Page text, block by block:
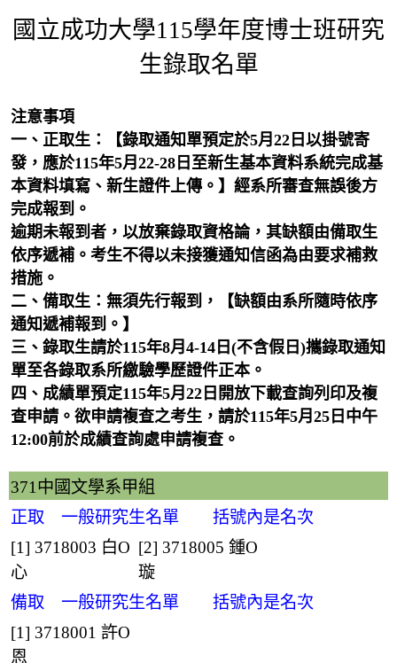
國立成功大學115學年度博士班研究
生錄取名單
注意事項
一、正取生：【錄取通知單預定於5月22日以掛號寄
發，應於115年5月22-28日至新生基本資料系統完成基
本資料填寫、新生證件上傳。】經系所審查無誤後方
完成報到。
逾期未報到者，以放棄錄取資格論，其缺額由備取生
依序遞補。考生不得以未接獲通知信函為由要求補救
措施。
二、備取生：無須先行報到，【缺額由系所隨時依序
通知遞補報到。】
三、錄取生請於115年8月4-14日(不含假日)攜錄取通知
單至各錄取系所繳驗學歷證件正本。
四、成績單預定115年5月22日開放下載查詢列印及複
查申請。欲申請複查之考生，請於115年5月25日中午
12:00前於成績查詢處申請複查。
371中國文學系甲組
正取 一般研究生名單 括號內是名次
[1] 3718003 白O
心
[2] 3718005 鍾O
璇
備取 一般研究生名單 括號內是名次
[1] 3718001 許O
恩